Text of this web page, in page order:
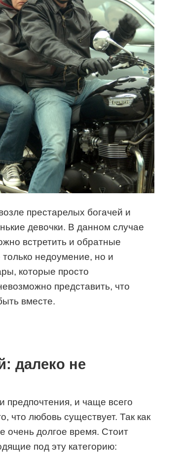
престарелых богачей и
девочки. В данном случае
встретить и обратные
недоумение, но и
которые просто
представить, что
вместе.
далеко не
предпочтения, и чаще всего
что любовь существует. Так как
очень долгое время. Стоит
под эту категорию: